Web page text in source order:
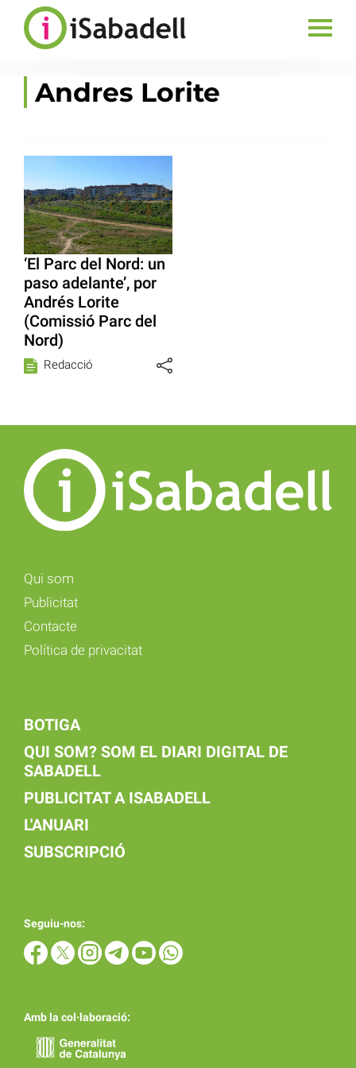
Andres Lorite
‘El Parc del Nord: un
paso adelante’, por
Andrés Lorite
(Comissió Parc del
Nord)
Redacció
Qui som
Publicitat
Contacte
Política de privacitat
BOTIGA
QUI SOM? SOM EL DIARI DIGITAL DE
SABADELL
PUBLICITAT A ISABADELL
L'ANUARI
SUBSCRIPCIÓ
Seguiu-nos:
Amb la col·laboració: